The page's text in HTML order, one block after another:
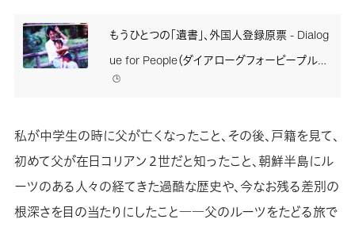
もうひとつの「遺書」、外国人登録原票 - Dialog
ue for People（ダイアローグフォーピープル／
D4P）
🕒️
私が中学生の時に父が亡くなったこと、その後、戸籍を見て、
初めて父が在日コリアン２世だと知ったこと、朝鮮半島にル
ーツのある人々の経てきた過酷な歴史や、今なお残る差別の
根深さを目の当たりにしたこと――父のルーツをたどる旅で